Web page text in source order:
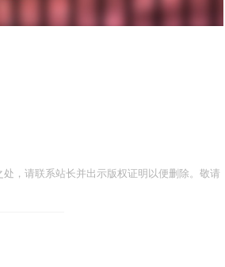
，请联系站长并出示版权证明以便删除。敬请